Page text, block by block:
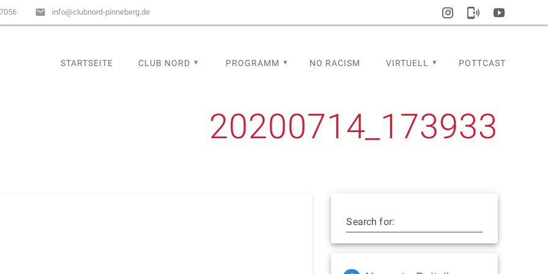
info@clubnord-pinneberg.de
STARTSEITE CLUB NORD PROGRAMM NO RACISM VIRTUELL POTTCAST
20200714_173933
Search for: